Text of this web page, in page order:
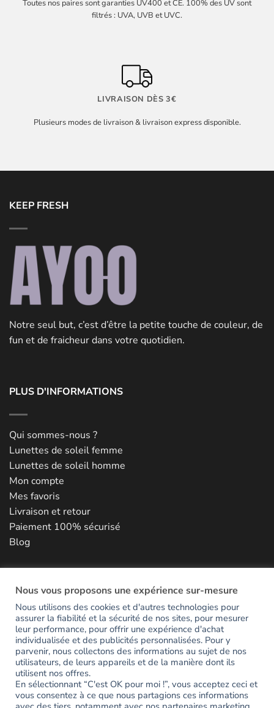
Toutes nos paires sont garanties UV400 et CE. 100% des UV sont
filtrés : UVA, UVB et UVC.
LIVRAISON DÈS 3€
Plusieurs modes de livraison & livraison express disponible.
KEEP FRESH
Notre seul but, c’est d’être la petite touche de couleur, de
fun et de fraicheur dans votre quotidien.
PLUS D'INFORMATIONS
Qui sommes-nous ?
Lunettes de soleil femme
Lunettes de soleil homme
Mon compte
Mes favoris
Livraison et retour
Paiement 100% sécurisé
Blog
RESTONS EN CONTACT
Inscrivez-vous pour avoir accès en avant-première aux
nouveautés et recevoir votre code de bienvenue de -15%.
Nous vous proposons une expérience sur-mesure
Nous utilisons des cookies et d'autres technologies pour
assurer la fiabilité et la sécurité de nos sites, pour mesurer
leur performance, pour offrir une expérience d'achat
individualisée et des publicités personnalisées. Pour y
parvenir, nous collectons des informations au sujet de nos
utilisateurs, de leurs appareils et de la manière dont ils
utilisent nos offres.
En sélectionnant “C'est OK pour moi !”, vous acceptez ceci et
vous consentez à ce que nous partagions ces informations